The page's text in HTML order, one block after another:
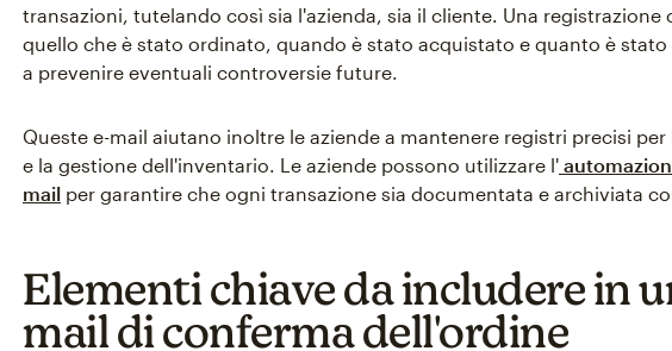
transazioni, tutelando così sia l'azienda, sia il cliente. Una registrazione
quello che è stato ordinato, quando è stato acquistato e quanto è
a prevenire eventuali controversie future.
Queste e-mail aiutano inoltre le aziende a mantenere registri precisi
e la gestione dell'inventario. Le aziende possono utilizzare l'
mail per garantire che ogni transazione sia documentata e archiviata
Elementi chiave da includere in
mail di conferma dell'ordine